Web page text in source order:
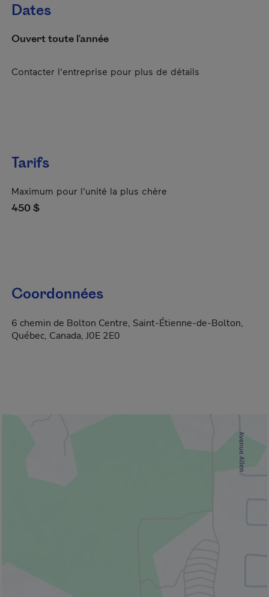
Dates
Ouvert toute l'année
Contacter l'entreprise pour plus de détails
Tarifs
Maximum pour l'unité la plus chère
450 $
Coordonnées
6 chemin de Bolton Centre, Saint-Étienne-de-Bolton,
Québec, Canada, J0E 2E0